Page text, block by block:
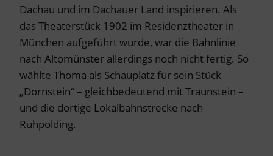
Dachau und im Dachauer Land inspirieren. Als
das Theaterstück 1902 im Residenztheater in
München aufgeführt wurde, war die Bahnlinie
nach Altomünster allerdings noch nicht fertig. So
wählte Thoma als Schauplatz für sein Stück
„Dornstein“ – gleichbedeutend mit Traunstein –
und die dortige Lokalbahnstrecke nach
Ruhpolding.